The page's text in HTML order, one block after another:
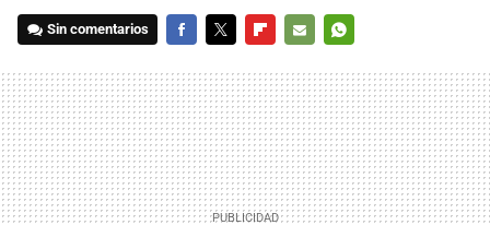
Sin comentarios
MAIL